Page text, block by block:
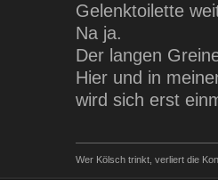
Gelenktoilette
Na ja.
Der langen
Hier und in
wird sich erst
Wer Kölsch trinkt, verliert die